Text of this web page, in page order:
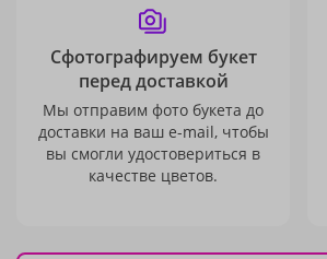
Сфотографируем букет
перед доставкой
Мы отправим фото букета до
доставки на ваш e-mail, чтобы
вы смогли удостовериться в
качестве цветов.